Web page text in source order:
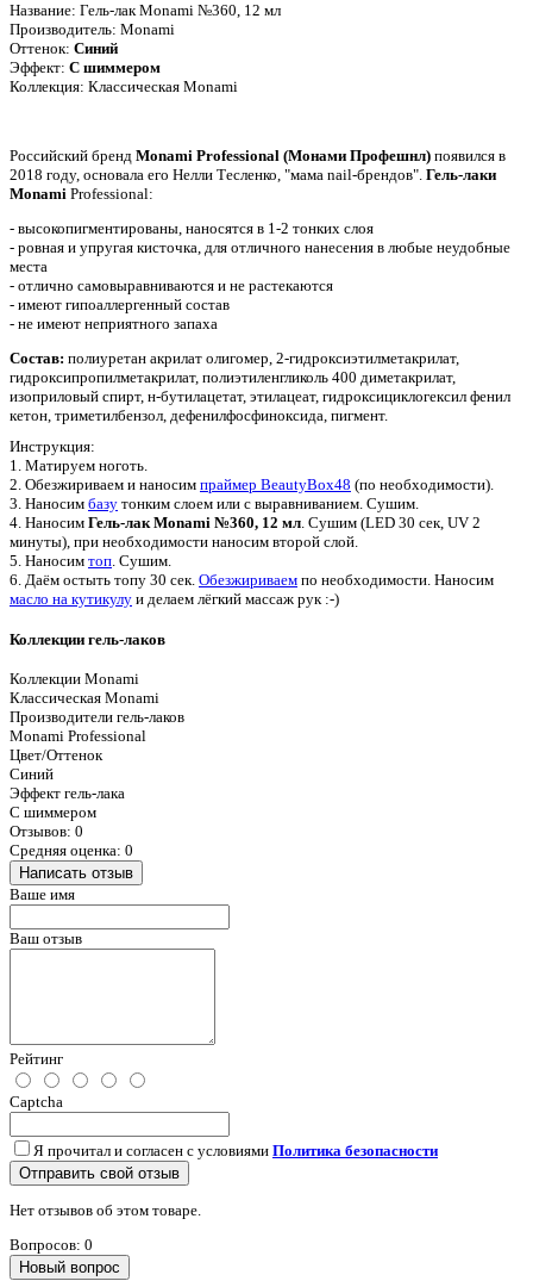
Название: Гель-лак Monami №360, 12 мл
Производитель: Monami
Оттенок: Синий
Эффект: С шиммером
Коллекция: Классическая Monami
Российский бренд Monami Professional (Монами Профешнл) появился в
2018 году, основала его Нелли Тесленко, "мама nail-брендов". Гель-лаки
Monami Professional:
- высокопигментированы, наносятся в 1-2 тонких слоя
- ровная и упругая кисточка, для отличного нанесения в любые неудобные
места
- отлично самовыравниваются и не растекаются
- имеют гипоаллергенный состав
- не имеют неприятного запаха
Состав: полиуретан акрилат олигомер, 2-гидроксиэтилметакрилат,
гидроксипропилметакрилат, полиэтиленгликоль 400 диметакрилат,
изоприловый спирт, н-бутилацетат, этилацеат, гидроксициклогексил фенил
кетон, триметилбензол, дефенилфосфиноксида, пигмент.
Инструкция:
1. Матируем ноготь.
2. Обезжириваем и наносим праймер BeautyBox48 (по необходимости).
3. Наносим базу тонким слоем или с выравниванием. Сушим.
4. Наносим Гель-лак Monami №360, 12 мл. Сушим (LED 30 сек, UV 2
минуты), при необходимости наносим второй слой.
5. Наносим топ. Сушим.
6. Даём остыть топу 30 сек. Обезжириваем по необходимости. Наносим
масло на кутикулу и делаем лёгкий массаж рук :-)
Коллекции гель-лаков
Коллекции Monami
Классическая Monami
Производители гель-лаков
Monami Professional
Цвет/Оттенок
Синий
Эффект гель-лака
С шиммером
Отзывов: 0
Средняя оценка: 0
Написать отзыв
Ваше имя
Ваш отзыв
Рейтинг
Captcha
Я прочитал и согласен с условиями Политика безопасности
Отправить свой отзыв
Нет отзывов об этом товаре.
Вопросов: 0
Новый вопрос